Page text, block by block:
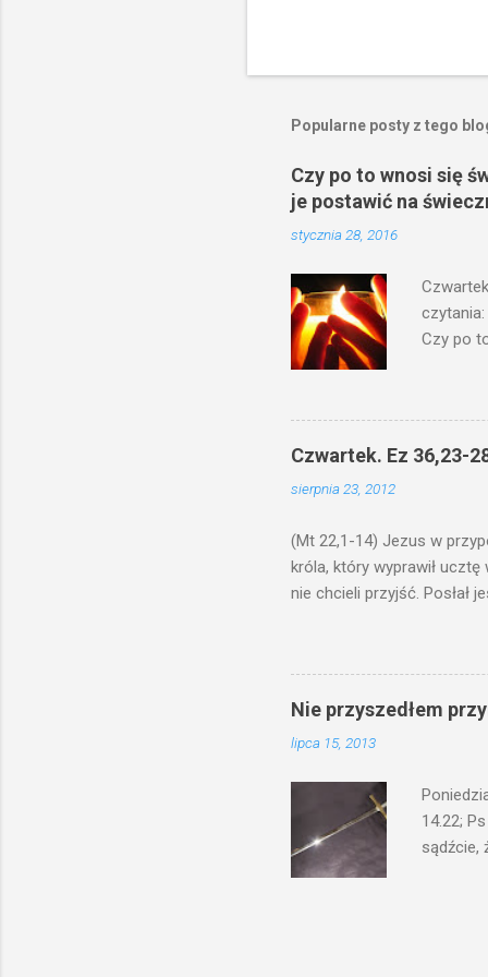
Popularne posty z tego
Czy po to wnosi się
je postawić na
stycznia 28, 2016
czytania:
Czy po
niechaj
ma. W
by je
Czwartek. Ez 36,23-
sierpnia 23, 2012
(Mt 22,1-14) Jezus w
króla, który wyprawił ucztę
nie chcieli przyjść. Posłał
swoje pole, drugi do
gniewem. Posłał swe
wprawdzie jest gotowa,
których spotkacie. Słudzy
biesiadnikami. Wszedł król,
Nie przyszedłem
lipca 15, 2013
14.22;
sądźcie,